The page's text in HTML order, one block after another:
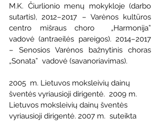
M.K. Čiurlionio menų mokykloje (darbo
sutartis), 2012–2017 – Varėnos kultūros
centro mišraus choro  „Harmonija”
vadovė (antraeilės pareigos). 2014–2017
– Senosios Varėnos bažnytinis choras
„Sonata”  vadovė (savanoriavimas).
2005  m. Lietuvos moksleivių dainų
šventės vyriausioji dirigentė.  2009 m.
Lietuvos moksleivių dainų šventės
vyriausioji dirigentė. 2007 m.  suteikta